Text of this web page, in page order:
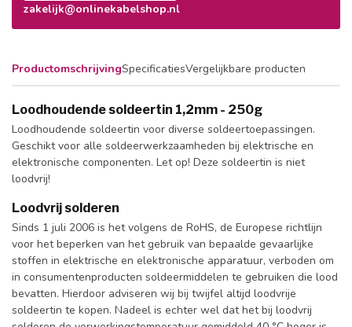
zakelijk@onlinekabelshop.nl
ProductomschrijvingSpecificatiesVergelijkbare producten
Loodhoudende soldeertin 1,2mm - 250g
Loodhoudende soldeertin voor diverse soldeertoepassingen.
Geschikt voor alle soldeerwerkzaamheden bij elektrische en
elektronische componenten. Let op! Deze soldeertin is niet
loodvrij!
Loodvrij solderen
Sinds 1 juli 2006 is het volgens de RoHS, de Europese richtlijn
voor het beperken van het gebruik van bepaalde gevaarlijke
stoffen in elektrische en elektronische apparatuur, verboden om
in consumentenproducten soldeermiddelen te gebruiken die lood
bevatten. Hierdoor adviseren wij bij twijfel altijd loodvrije
soldeertin te kopen. Nadeel is echter wel dat het bij loodvrij